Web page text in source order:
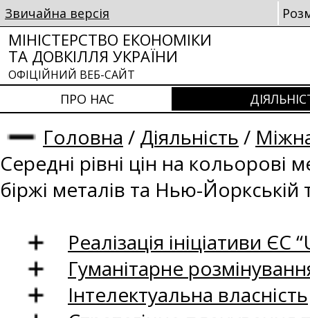
Звичайна версія
МІНІСТЕРСТВО ЕКОНОМІКИ
ТА ДОВКІЛЛЯ УКРАЇНИ
ОФІЦІЙНИЙ ВЕБ-САЙТ
ПРО НАС
Головна / Діяльність /
Середні рівні цін на кольорові
біржі металів та Нью-Йоркській
Реалізація ініціативи ЄС
Гуманітарне
Інтелектуальна власність